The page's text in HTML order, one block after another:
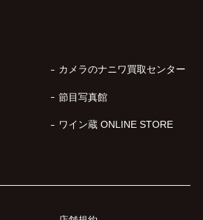
カメラのナニワ買取センター
節目写真館
ワイン蔵 ONLINE STORE